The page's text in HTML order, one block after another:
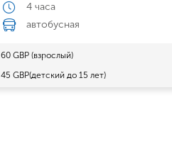
4 часа
автобусная
60 GBP (взрослый)
45 GBP(детский до 15 лет)